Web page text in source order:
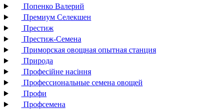
Попенко Валерий
Премиум Селекшен
Престиж
Престиж-Семена
Приморская овощная опытная станция
Природа
Професійне насіння
Профессиональные семена овощей
Профи
Профсемена